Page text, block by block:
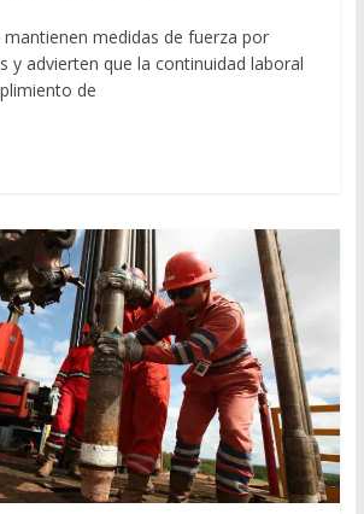
medidas de fuerza por
y advierten que la continuidad laboral
de